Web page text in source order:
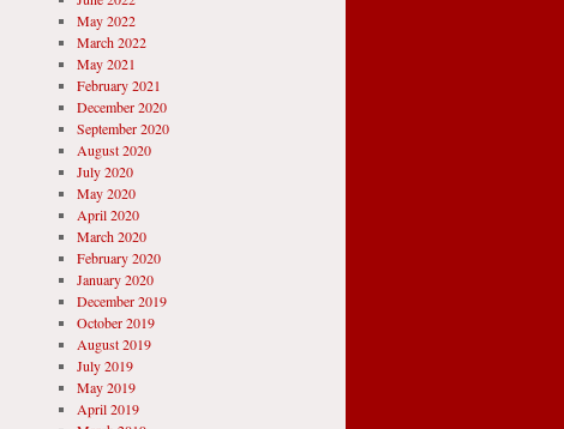
May 2022
March 2022
May 2021
February 2021
December 2020
September 2020
August 2020
July 2020
May 2020
April 2020
March 2020
February 2020
January 2020
December 2019
October 2019
August 2019
July 2019
May 2019
April 2019